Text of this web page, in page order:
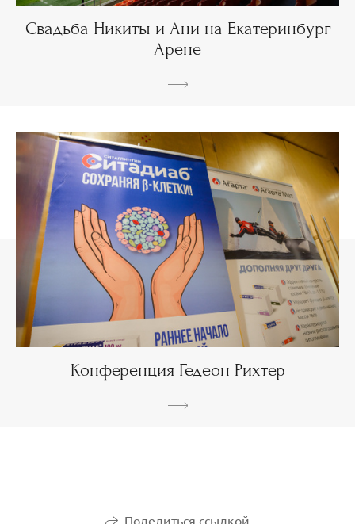
Свадьба Никиты и Ани на Екатеринбург
Арене
Конференция Гедеон Рихтер
Поделиться ссылкой